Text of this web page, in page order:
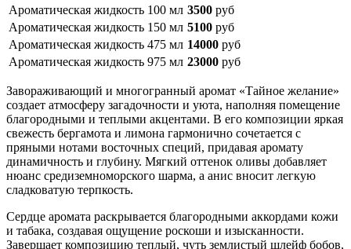
Ароматическая жидкость 100 мл 3500 руб
Ароматическая жидкость 150 мл 5100 руб
Ароматическая жидкость 475 мл 14000 руб
Ароматическая жидкость 975 мл 23000 руб
Завораживающий и многогранный аромат «Тайное желание»
создает атмосферу загадочности и уюта, наполняя помещение
благородными и теплыми акцентами. В его композиции яркая
свежесть бергамота и лимона гармонично сочетается с
пряными нотами восточных специй, придавая аромату
динамичность и глубину. Мягкий оттенок оливы добавляет
нюанс средиземноморского шарма, а анис вносит легкую
сладковатую терпкость.
Сердце аромата раскрывается благородными аккордами кожи
и табака, создавая ощущение роскоши и изысканности.
Завершает композицию теплый, чуть землистый шлейф бобов,